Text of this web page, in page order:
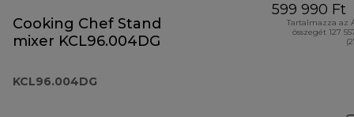
Cooking Chef Stand
mixer KCL96.004DG
KCL96.004DG
599 990 Ft
Tartalmazza az
összegét 127